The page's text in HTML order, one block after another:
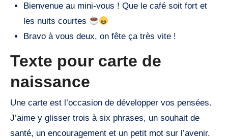
Bienvenue au mini-vous ! Que le café soit fort et
les nuits courtes
Bravo à vous deux, on fête ça très vite !
Texte pour carte de
naissance
Une carte est l’occasion de développer vos pensées.
J’aime y glisser trois à six phrases, un souhait de
santé, un encouragement et un petit mot sur l’avenir.